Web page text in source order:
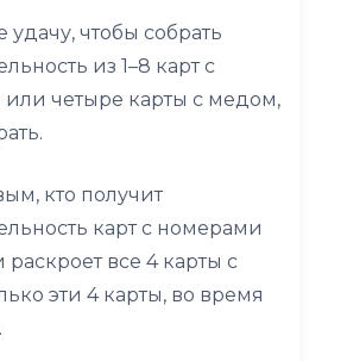
удачу, чтобы собрать
из 1–8 карт с
четыре карты с медом,
кто получит
карт с номерами
раскроет все 4 карты с
эти 4 карты, во время